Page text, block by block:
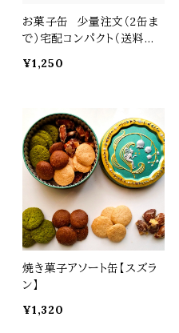
お菓子缶 少量注文（2缶ま
で）宅配コンパクト（送料一
¥1,250
焼き菓子アソート缶【スズラ
ン】
¥1,320